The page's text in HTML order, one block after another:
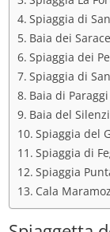
Spiaggia di
Baia dei
Spiaggia dei
Spiaggia di
Baia di Paraggi
Baia del
Spiaggia del
Spiaggia di
Spiaggia
Cala